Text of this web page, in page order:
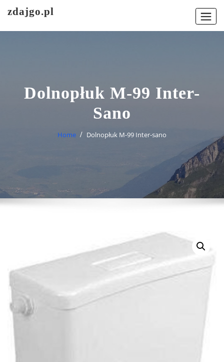
zdajgo.pl
Dolnopłuk M-99 Inter-
Sano
Home Dolnopłuk M-99 Inter-sano